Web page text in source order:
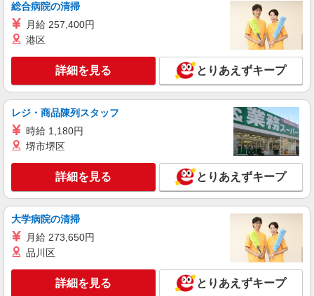
総合病院の清掃
月給 257,400円
港区
詳細を見る とりあえずキープ
レジ・商品陳列スタッフ
時給 1,180円
堺市堺区
詳細を見る とりあえずキープ
大学病院の清掃
月給 273,650円
品川区
詳細を見る とりあえずキープ